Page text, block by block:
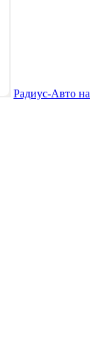
Радиус-Авто на